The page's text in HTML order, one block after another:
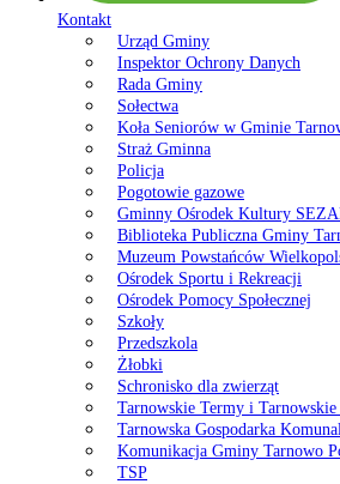
Kontakt
Urząd Gminy
Inspektor Ochrony Danych
Rada Gminy
Sołectwa
Koła Seniorów w Gminie
Straż Gminna
Policja
Pogotowie gazowe
Gminny Ośrodek Kultury
Biblioteka Publiczna Gminy
Muzeum Powstańców
Ośrodek Sportu i Rekreacji
Ośrodek Pomocy Społecznej
Szkoły
Przedszkola
Żłobki
Schronisko dla zwierząt
Tarnowskie Termy i Tarnowskie
Tarnowska Gospodarka
Komunikacja Gminy Tarnowo
TSP